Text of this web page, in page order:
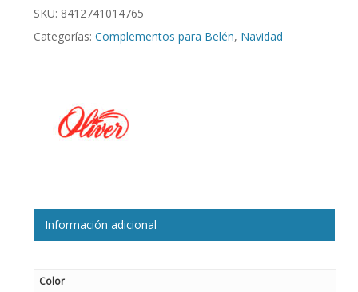
SKU: 8412741014765
Categorías: Complementos para Belén, Navidad
Información adicional
Color